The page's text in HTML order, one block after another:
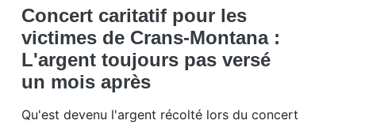
Concert caritatif pour les
victimes de Crans-Montana :
L'argent toujours pas versé
un mois après
Qu'est devenu l'argent récolté lors du concert